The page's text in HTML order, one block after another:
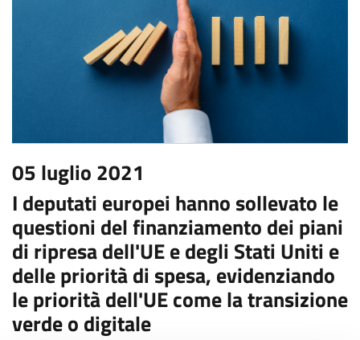
05 luglio 2021
I deputati europei hanno sollevato le
questioni del finanziamento dei piani
di ripresa dell'UE e degli Stati Uniti e
delle priorità di spesa, evidenziando
le priorità dell'UE come la transizione
verde o digitale